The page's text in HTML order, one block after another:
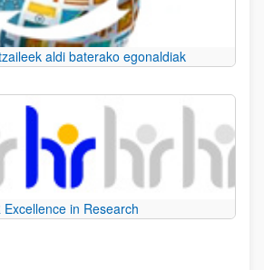
aldi baterako egonaldiak
Excellence in Research